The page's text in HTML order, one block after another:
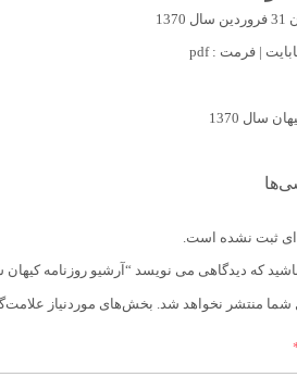
ثبت نشده است.
که دیدگاهی می نویسد “آرشیو روزنامه کیهان سال
شما منتشر نخواهد شد. بخش‌های موردنیاز